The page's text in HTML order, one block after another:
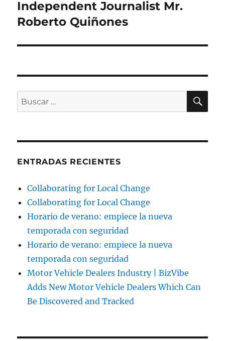
Independent Journalist Mr.
Roberto Quiñones
Buscar
por:
ENTRADAS RECIENTES
Collaborating for Local Change
Collaborating for Local Change
Horario de verano: empiece la nueva
temporada con seguridad
Horario de verano: empiece la nueva
temporada con seguridad
Motor Vehicle Dealers Industry | BizVibe
Adds New Motor Vehicle Dealers Which Can
Be Discovered and Tracked